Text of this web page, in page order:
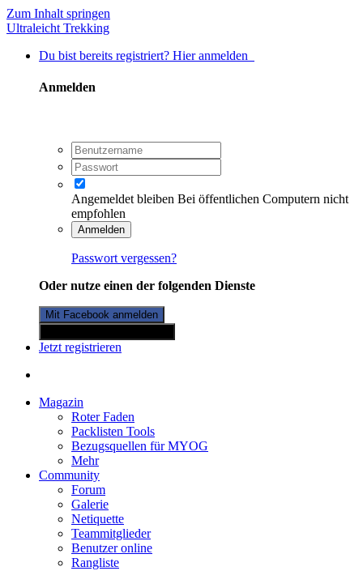
Zum Inhalt springen
Ultraleicht Trekking
Du bist bereits registriert? Hier anmelden
Anmelden
Angemeldet bleiben Bei öffentlichen Computern nicht
empfohlen
Anmelden
Passwort vergessen?
Oder nutze einen der folgenden Dienste
Mit Facebook anmelden
Jetzt registrieren
Magazin
Roter Faden
Packlisten Tools
Bezugsquellen für MYOG
Mehr
Community
Forum
Galerie
Netiquette
Teammitglieder
Benutzer online
Rangliste